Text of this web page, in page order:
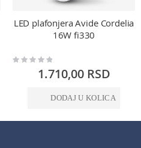
LED plafonjera Avide Cordelia
16W fi330
Rating:
1.710,00 RSD
DODAJ U KOLICA